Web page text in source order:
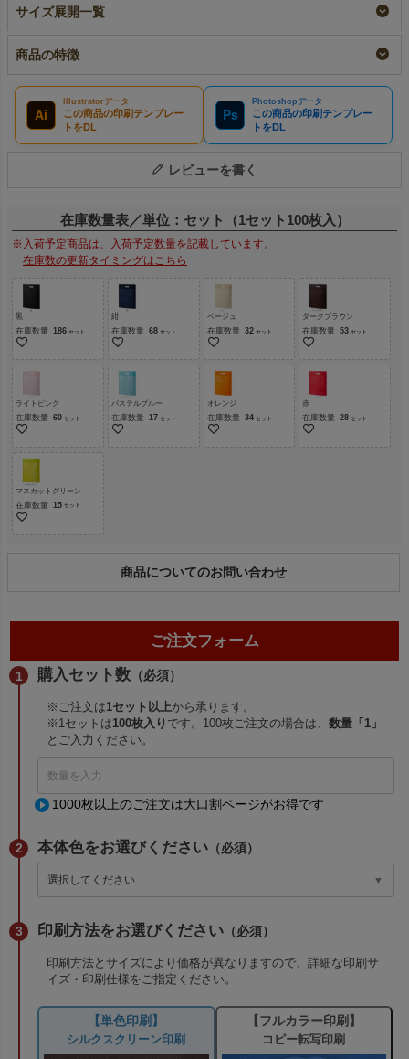
サイズ展開一覧
商品の特徴
Ai
Illustratorデータ
この商品の印刷テンプレー
トをDL
Ps
Photoshopデータ
この商品の印刷テンプレー
トをDL
レビューを書く
在庫数量表／単位：セット（1セット100枚入）
※入荷予定商品は、入荷予定数量を記載しています。
在庫数の更新タイミングはこちら
黒
在庫数量 186
紺
在庫数量 68
ベージュ
在庫数量 32
ダークブラウン
在庫数量 53
ライトピンク
在庫数量 60
パステルブルー
在庫数量 17
オレンジ
在庫数量 34
赤
在庫数量 28
マスカットグリーン
在庫数量 15
商品についてのお問い合わせ
ご注文フォーム
購入セット数 （必須）
※ご注文は1セット以上から承ります。
※1セットは100枚入り です。100枚ご注文の場合は、数量「1」
とご入力ください。
1000枚以上のご注文は大口割ページがお得です
本体色をお選びください （必須）
印刷方法をお選びください （必須）
印刷方法とサイズにより価格が異なりますので、詳細な印刷サ
イズ・印刷仕様をご指定ください。
【単色印刷】
シルクスクリーン印刷
【フルカラー印刷】
コピー転写印刷